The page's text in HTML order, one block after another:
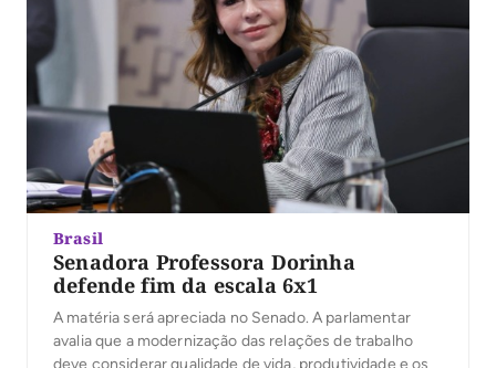
Brasil
Senadora Professora Dorinha
defende fim da escala 6x1
A matéria será apreciada no Senado. A parlamentar
avalia que a modernização das relações de trabalho
deve considerar qualidade de vida, produtividade e os